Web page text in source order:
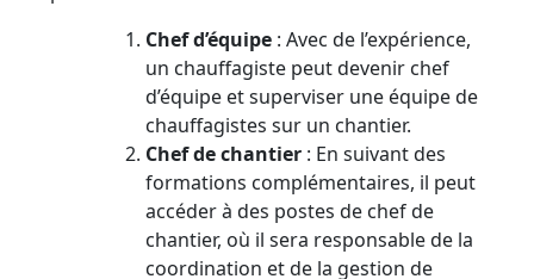
Chef d’équipe : Avec de l’expérience,
un chauffagiste peut devenir chef
d’équipe et superviser une équipe de
chauffagistes sur un chantier.
Chef de chantier : En suivant des
formations complémentaires, il peut
accéder à des postes de chef de
chantier, où il sera responsable de la
coordination et de la gestion de